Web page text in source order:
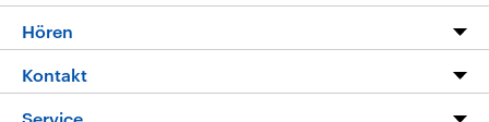
Programm
Die Nachrichten
Hören
Livestream
Kontakt
Hörerservice